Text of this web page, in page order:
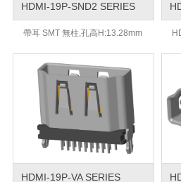
HDMI-19P-SND2 SERIES
帶耳 SMT 無柱,孔高H:13.28mm
HDMI-19P-VA SERIES